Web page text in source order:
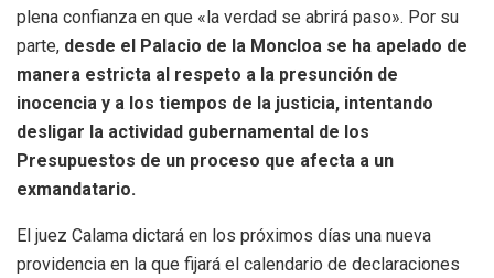
plena confianza en que «la verdad se abrirá paso». Por su
parte, desde el Palacio de la Moncloa se ha apelado de
manera estricta al respeto a la presunción de
inocencia y a los tiempos de la justicia, intentando
desligar la actividad gubernamental de los
Presupuestos de un proceso que afecta a un
exmandatario.
El juez Calama dictará en los próximos días una nueva
providencia en la que fijará el calendario de declaraciones